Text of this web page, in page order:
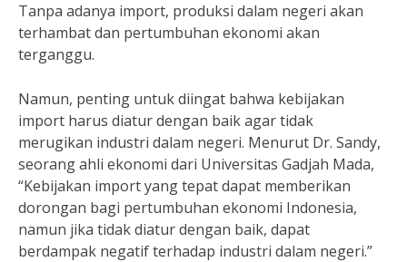
Tanpa adanya import, produksi dalam negeri akan
terhambat dan pertumbuhan ekonomi akan
terganggu.
Namun, penting untuk diingat bahwa kebijakan
import harus diatur dengan baik agar tidak
merugikan industri dalam negeri. Menurut Dr. Sandy,
seorang ahli ekonomi dari Universitas Gadjah Mada,
“Kebijakan import yang tepat dapat memberikan
dorongan bagi pertumbuhan ekonomi Indonesia,
namun jika tidak diatur dengan baik, dapat
berdampak negatif terhadap industri dalam negeri.”